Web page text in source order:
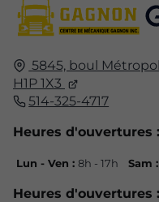
5845, boul
H1P 1X3
514-325-4717
Heures d'ouvertures
Lun - Ven :8h - 17h Sam
Heures d'ouvertures